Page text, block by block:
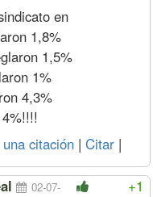
70762
497
426
385
375
67435
(más
de $ 25.000, junto a las
488 2376
en
1,8%
1,5%
1%
4,3%
citación | Citar |
+1
02-07-